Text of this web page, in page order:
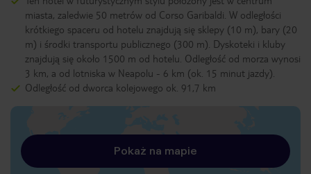
miasta, zaledwie 50 metrów od Corso Garibaldi. W odległości
krótkiego spaceru od hotelu znajdują się sklepy (10 m), bary (20
m) i środki transportu publicznego (300 m). Dyskoteki i kluby
znajdują się około 1500 m od hotelu. Odległość od morza wynosi
3 km, a od lotniska w Neapolu - 6 km (ok. 15 minut jazdy).
Odległość od dworca kolejowego ok. 91,7 km
Pokaż na mapie